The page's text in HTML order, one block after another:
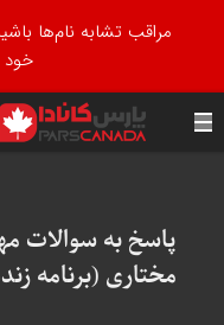
مختاری (برنامه زنده
مراقب تشابه نام‌ها
خود